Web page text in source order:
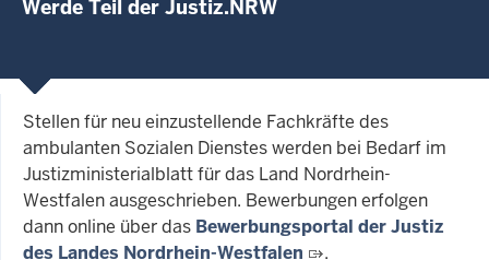
Werde Teil der Justiz.NRW
Stellen für neu einzustellende Fachkräfte des
ambulanten Sozialen Dienstes werden bei Bedarf im
Justizministerialblatt für das Land Nordrhein-
Westfalen ausgeschrieben. Bewerbungen erfolgen
dann online über das Bewerbungsportal der Justiz
des Landes Nordrhein-Westfalen
.